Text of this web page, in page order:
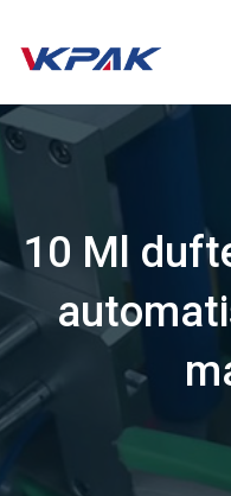
Spring
til
10 Ml